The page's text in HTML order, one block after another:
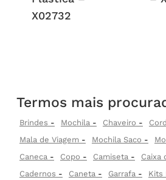
X02732
Termos mais
Brindes Mochila Chaveiro
Mala de Viagem
Mochila Saco
Caneca
Copo Camiseta Caixa
Cadernos
Caneta Garrafa
Kits